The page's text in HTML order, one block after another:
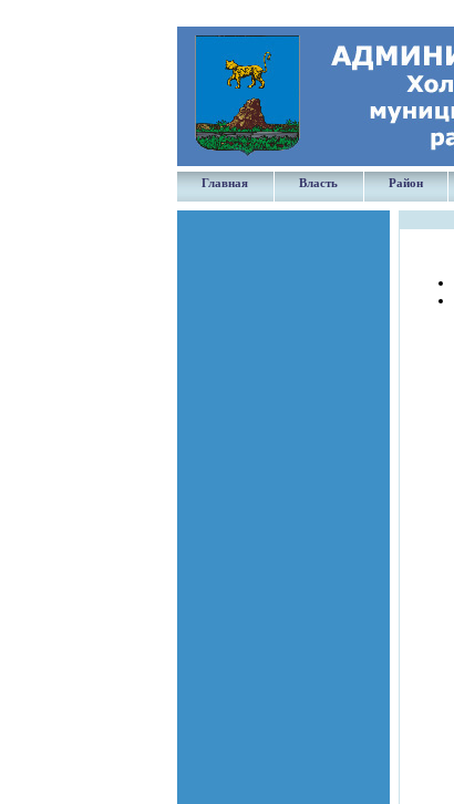
Главная Власть Район